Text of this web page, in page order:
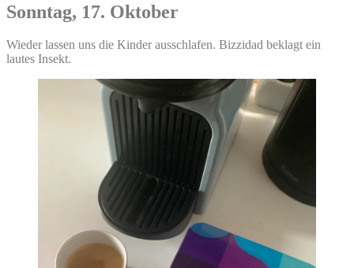
Sonntag, 17. Oktober
Wieder lassen uns die Kinder ausschlafen. Bizzidad beklagt ein
lautes Insekt.